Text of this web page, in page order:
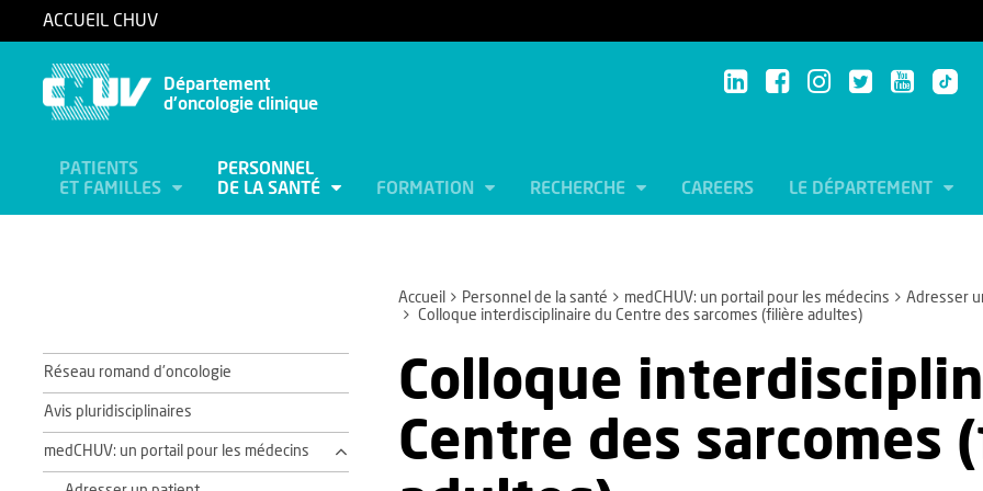
ACCUEIL CHUV
Département
d'oncologie clinique
PATIENTS
ET FAMILLES
PERSONNEL
DE LA SANTÉ
FORMATION RECHERCHE CAREERS LE DÉPARTEMENT
Accueil Personnel de la santé medCHUV: un portail pour les médecins
Adresser
Colloque interdisciplinaire du Centre des sarcomes (filière adultes)
Réseau romand d'oncologie
Avis pluridisciplinaires
medCHUV: un portail pour les médecins
Colloque
Centre des sarcomes